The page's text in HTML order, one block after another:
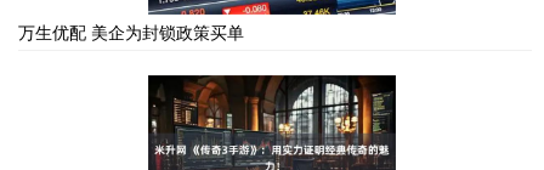
万生优配 美企为封锁政策买单